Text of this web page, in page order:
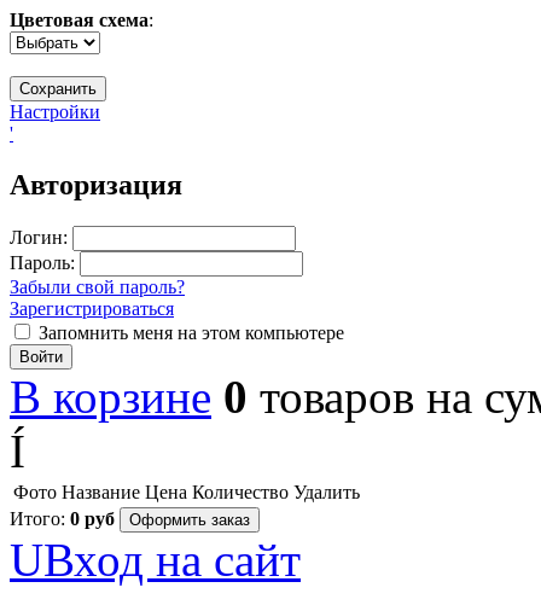
Цветовая схема:
Настройки
'
Авторизация
Логин:
Пароль:
Забыли свой пароль?
Зарегистрироваться
Запомнить меня на этом компьютере
Войти
В корзине 0 товаров на
Í
Фото Название Цена Количество Удалить
Итого: 0 руб Оформить заказ
UВход на сайт